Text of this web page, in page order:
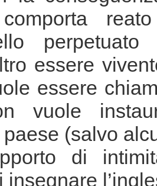
essere
essere
vuole
(salvo
di
insegnare